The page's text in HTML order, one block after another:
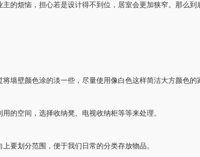
烦恼，担心若是设计得不到位，居室会更加狭窄。那么到
壁颜色涂的淡一些，尽量使用像白色这样简洁大方颜色的
空间，选择收纳凳、电视收纳柜等等来处理。
划分范围，便于我们日常的分类存放物品。